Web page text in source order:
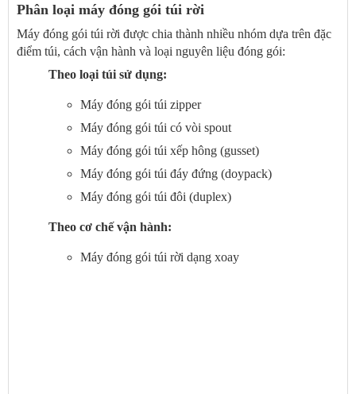
Phân loại máy đóng gói túi rời
Máy đóng gói túi rời được chia thành nhiều nhóm dựa trên đặc
điểm túi, cách vận hành và loại nguyên liệu đóng gói:
Theo loại túi sử dụng:
Máy đóng gói túi zipper
Máy đóng gói túi có vòi spout
Máy đóng gói túi xếp hông (gusset)
Máy đóng gói túi đáy đứng (doypack)
Máy đóng gói túi đôi (duplex)
Theo cơ chế vận hành:
Máy đóng gói túi rời dạng xoay